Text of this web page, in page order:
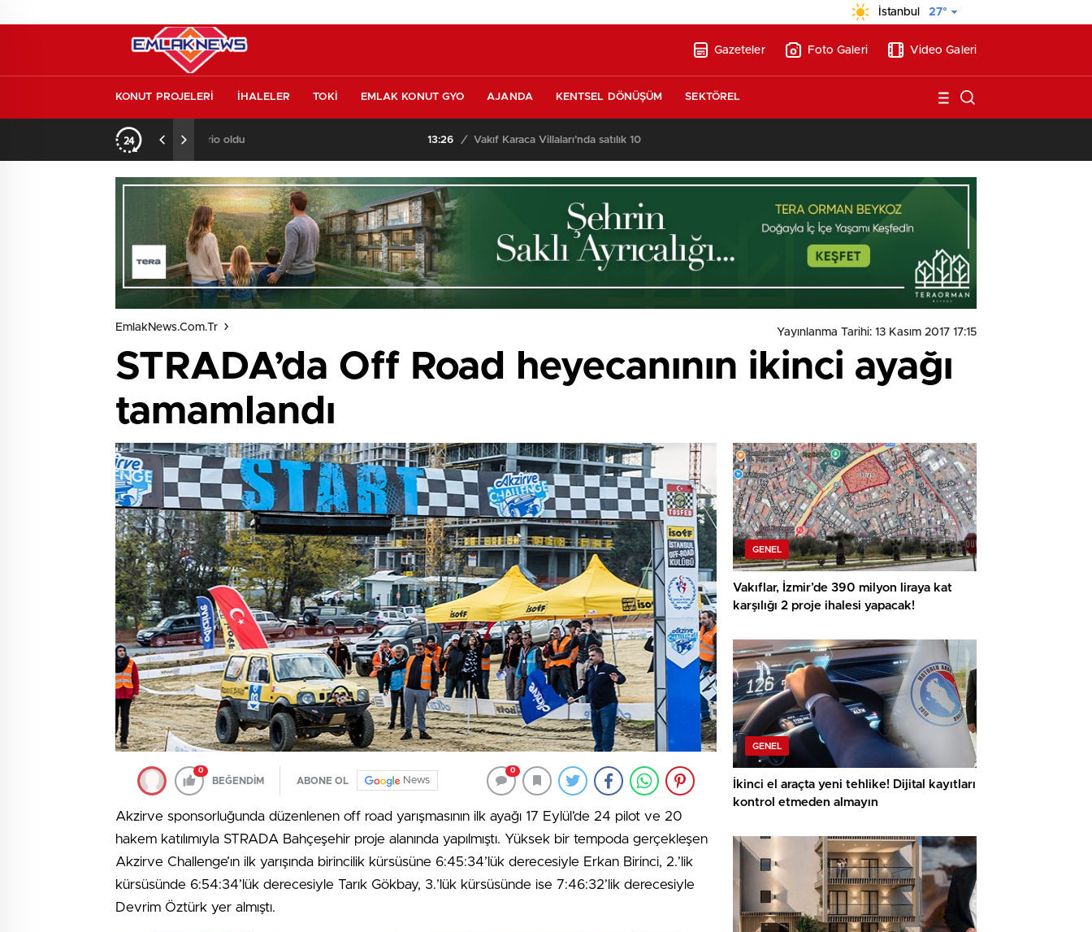
İstanbul 27°
Gazeteler Foto Galeri Video Galeri
KONUT PROJELERİ İHALELER TOKİ EMLAK KONUT GYO AJANDA KENTSEL DÖNÜŞÜM SEKTÖREL
13:26 / Vakıf Karaca Villaları’nda satılık 10 tripleks villa! 400 milyon liraya!
EmlakNews.com.tr Yayınlanma Tarihi: 13 Kasım 2017 17:15
STRADA’da Off Road heyecanının ikinci ayağı
tamamlandı
0
BEĞENDİM ABONE OL News
0
Akzirve sponsorluğunda düzenlenen off road yarışmasının ilk ayağı 17 Eylül’de 24 pilot ve 20
hakem katılımıyla STRADA Bahçeşehir proje alanında yapılmıştı. Yüksek bir tempoda gerçekleşen
Akzirve Challenge’ın ilk yarışında birincilik kürsüsüne 6:45:34’lük derecesiyle Erkan Birinci, 2.’lik
kürsüsünde 6:54:34’lük derecesiyle Tarık Gökbay, 3.’lük kürsüsünde ise 7:46:32’lik derecesiyle
Devrim Öztürk yer almıştı.
GENEL
Vakıflar, İzmir’de 390 milyon liraya kat
karşılığı 2 proje ihalesi yapacak!
GENEL
İkinci el araçta yeni tehlike! Dijital kayıtları
kontrol etmeden almayın